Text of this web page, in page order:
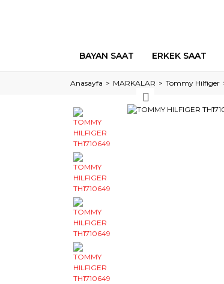
BAYAN SAAT ERKEK SAAT
Anasayfa MARKALAR Tommy Hilfiger